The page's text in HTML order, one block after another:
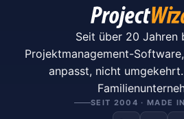
Seit über 20 Jahren
Projektmanagement-
anpasst, nicht
SEIT 2004 · MADE